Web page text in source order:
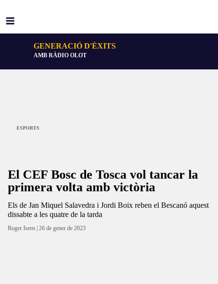
GENERACIÓ D'ÈXITS
AMB RÀDIO OLOT
ESPORTS
El CEF Bosc de Tosca vol tancar la
primera volta amb victòria
Els de Jan Miquel Salavedra i Jordi Boix reben el Bescanó aquest
dissabte a les quatre de la tarda
Roger Isern | 26 de gener de 2023